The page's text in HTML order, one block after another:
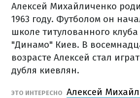
Алексей Михайличенко
1963 году. Футболом он
школе титулованного
"Динамо" Киев. В
возрасте Алексей стал
дубля киевлян.
ЭТО ИНТЕРЕСНО Алексей